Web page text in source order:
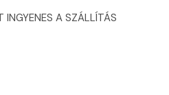
A SZÁLLÍTÁS